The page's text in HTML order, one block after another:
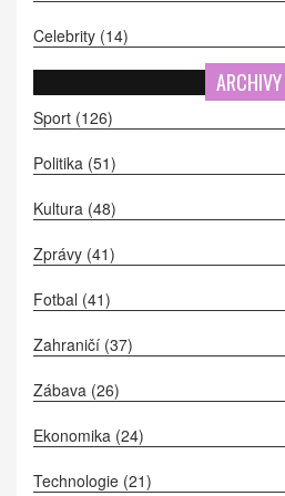
Celebrity (14)
ARCHIVY
Sport (126)
Politika (51)
Kultura (48)
Zprávy (41)
Fotbal (41)
Zahraničí (37)
Zábava (26)
Ekonomika (24)
Technologie (21)